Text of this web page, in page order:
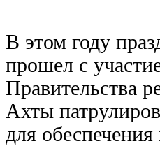
В этом году
прошел с
Правительства
Ахты
для